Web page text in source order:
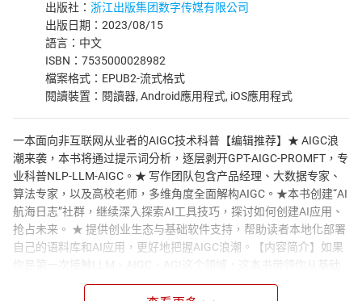
出版社： 浙江出版集团数字传媒有限公司
出版日期：2023/08/15
語言：中文
ISBN：7535000028982
檔案格式：EPUB2-流式格式
閱讀裝置：閱讀器, Android應用程式, iOS應用程式
一本面向非互联网从业者的AIGC技术科普【编辑推荐】★ AIGC浪
潮来袭，本书将通过提示词分析，逐层剥开GPT-AIGC-PROMFT，专
业科普NLP-LLM-AIGC。★ 写作团队包含产品经理、大数据专家、
算法专家，以及高校老师，多维角度全面解构AIGC。★本书创建“AI
航海日志”社群，继续深入探索AI工具技巧，探讨如何创建AI应用、
抢占未来。 ★ 提供创业生态与基础软件支持，帮助读者本地化部署
自己的语料库和AI应用，更好地把握AIGC浪潮。【内容简介】如果
你是第一次接触LLM、AIGC、AGI这个领域，这本书带领你从基础
认识、到使用技巧、到底层逻辑，以及看到AI大航海中许多创业者